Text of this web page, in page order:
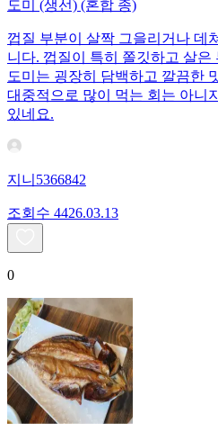
도미 (생선) (혼합 종)
껍질 부분이 살짝 그을리거나 데
니다. 껍질이 특히 쫄깃하고 살
도미는 굉장히 담백하고 깔끔한
대중적으로 많이 먹는 회는 아니
있네요.
지니5366842
조회수 4426.03.13
0